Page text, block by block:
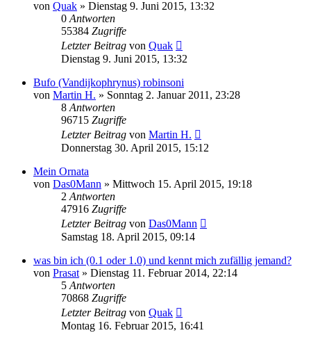
von Quak » Dienstag 9. Juni 2015, 13:32
0 Antworten
55384 Zugriffe
Letzter Beitrag von Quak
Dienstag 9. Juni 2015, 13:32
Bufo (Vandijkophrynus) robinsoni
von Martin H. » Sonntag 2. Januar 2011, 23:28
8 Antworten
96715 Zugriffe
Letzter Beitrag von Martin H.
Donnerstag 30. April 2015, 15:12
Mein Ornata
von Das0Mann » Mittwoch 15. April 2015, 19:18
2 Antworten
47916 Zugriffe
Letzter Beitrag von Das0Mann
Samstag 18. April 2015, 09:14
was bin ich (0.1 oder 1.0) und kennt mich zufällig jemand?
von Prasat » Dienstag 11. Februar 2014, 22:14
5 Antworten
70868 Zugriffe
Letzter Beitrag von Quak
Montag 16. Februar 2015, 16:41